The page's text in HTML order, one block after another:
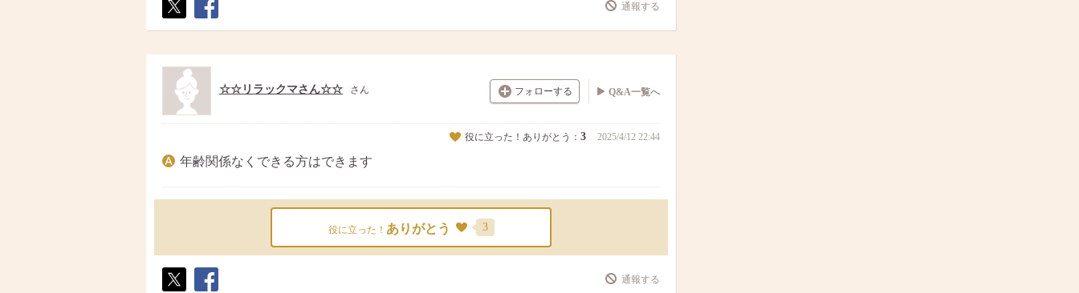
ト
ア
通報する
フォローする
☆☆リラックマさん☆☆ さん Q&A一覧へ
役に立った！ありがとう： 3 2025/4/12 22:44
年齢関係なくできる方はできます
役に立った！ ありがとう 3
通報する